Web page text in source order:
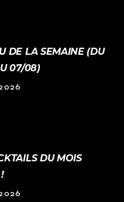
DE LA SEMAINE (DU
07/08)
DU MOIS